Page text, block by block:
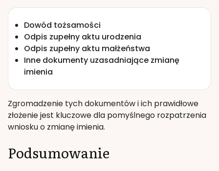
Dowód tożsamości
Odpis zupełny aktu urodzenia
Odpis zupełny aktu małżeństwa
Inne dokumenty uzasadniające zmianę
imienia
Zgromadzenie tych dokumentów i ich prawidłowe
złożenie jest kluczowe dla pomyślnego rozpatrzenia
wniosku o zmianę imienia.
Podsumowanie